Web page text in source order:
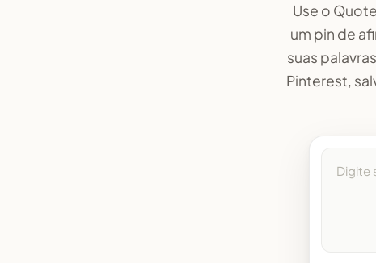
Use o
um pin de
suas
Pinterest,